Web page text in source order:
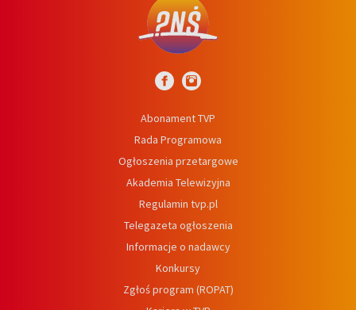
Abonament TVP
Rada Programowa
Ogłoszenia przetargowe
Akademia Telewizyjna
Regulamin tvp.pl
Telegazeta ogłoszenia
Informacje o nadawcy
Konkursy
Zgłoś program (ROPAT)